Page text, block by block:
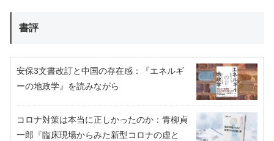
書評
安保3文書改訂と中国の存在感：『エネルギ
ーの地政学』を読みながら
コロナ対策は本当に正しかったのか：青柳貞
一郎『臨床現場からみた新型コロナの虚と